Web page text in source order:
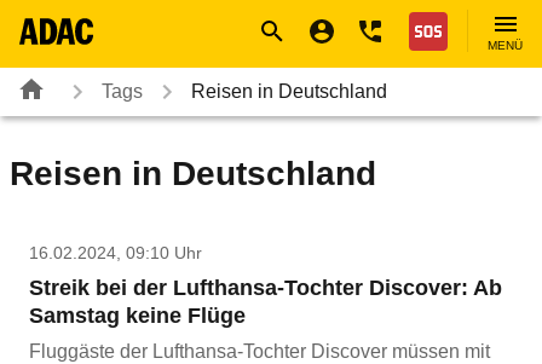
Nothilfe
MENÜ
Tags Reisen in Deutschland
Reisen in Deutschland
16.02.2024, 09:10 Uhr
Streik bei der Lufthansa-Tochter Discover: Ab
Samstag keine Flüge
Fluggäste der Lufthansa-Tochter Discover müssen mit